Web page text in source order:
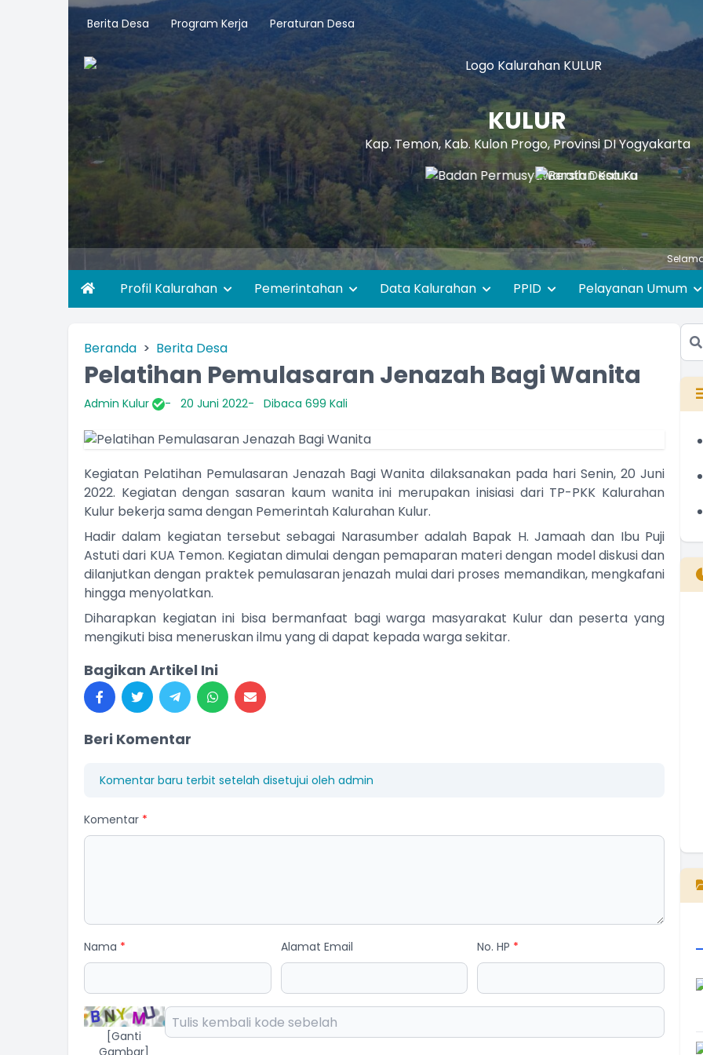
Berita Desa Program Kerja Peraturan Desa
KULUR
Kap. Temon, Kab. Kulon Progo, Provinsi DI Yogyakarta
Selamat Datang
Profil Kalurahan Pemerintahan Data Kalurahan PPID Pelayanan Umum
Beranda Berita Desa
Pelatihan Pemulasaran Jenazah Bagi Wanita
Admin Kulur 20 Juni 2022 Dibaca 699 Kali
Kegiatan Pelatihan Pemulasaran Jenazah Bagi Wanita dilaksanakan pada hari Senin, 20 Juni
2022. Kegiatan dengan sasaran kaum wanita ini merupakan inisiasi dari TP-PKK Kalurahan
Kulur bekerja sama dengan Pemerintah Kalurahan Kulur.
Hadir dalam kegiatan tersebut sebagai Narasumber adalah Bapak H. Jamaah dan Ibu Puji
Astuti dari KUA Temon. Kegiatan dimulai dengan pemaparan materi dengan model diskusi dan
dilanjutkan dengan praktek pemulasaran jenazah mulai dari proses memandikan, mengkafani
hingga menyolatkan.
Diharapkan kegiatan ini bisa bermanfaat bagi warga masyarakat Kulur dan peserta yang
mengikuti bisa meneruskan ilmu yang di dapat kepada warga sekitar.
Bagikan Artikel Ini
Beri Komentar
Komentar baru terbit setelah disetujui oleh admin
Komentar *
Nama * Alamat Email No. HP *
[Ganti
Gambar]